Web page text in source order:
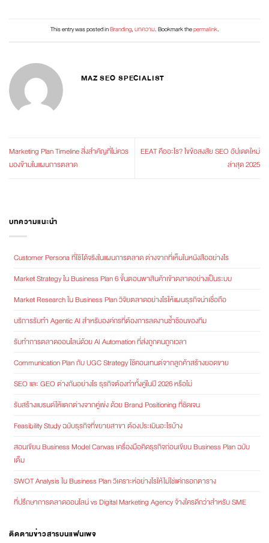
This entry was posted inBranding,บทความ. Bookmark thepermalink.
MAZ SEO SPECIALIST
Marketing Plan Timeline สิ่งสำคัญที่ไม่ควร
มองข้ามในแผนการตลาด
EEAT คืออะไร? ไขข้อสงสัย SEO อัปเดตใหม่
ล่าสุด 2025
บทความแนะนำ
Customer Persona ที่ใช้ได้จริงในแผนการตลาด ต่างจากที่เห็นในหนังสืออย่างไร
Market Strategy ใน Business Plan 6 ขั้นตอนพาสินค้าเข้าตลาดอย่างเป็นระบบ
Market Research ใน Business Plan วิจัยตลาดอย่างไรให้แผนธุรกิจน่าเชื่อถือ
บริการรับทำ Agentic AI สำหรับองค์กรที่ต้องการลดงานซ้ำซ้อนของทีม
รับทำการตลาดออนไลน์ด้วย AI Automation ที่ส่งถูกคนถูกเวลา
Communication Plan กับ UGC Strategy ใช้คอนเทนต์จากลูกค้าสร้างยอดขาย
SEO และ GEO ต่างกันอย่างไร ธุรกิจต้องทำทั้งคู่ในปี 2026 หรือไม่
รับสร้างแบรนด์ให้แตกต่างจากคู่แข่ง ด้วย Brand Positioning ที่ชัดเจน
Feasibility Study ฉบับธุรกิจที่ขยายสาขา ต้องประเมินอะไรบ้าง
สอนเขียน Business Model Canvas เครื่องมือคิดธุรกิจก่อนเขียน Business Plan ฉบับ
เต็ม
SWOT Analysis ใน Business Plan วิเคราะห์อย่างไรให้ไม่ใช่แค่กรอกตาราง
ที่ปรึกษาการตลาดออนไลน์ vs Digital Marketing Agency จ้างใครดีกว่าสำหรับ SME
ติดตามข่าวสารบนแฟนเพจ